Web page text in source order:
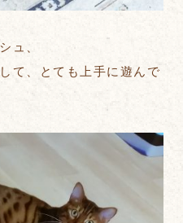
ュ、
て、とても上手に遊んで